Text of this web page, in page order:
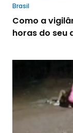
Brasil
Como a
horas do seu